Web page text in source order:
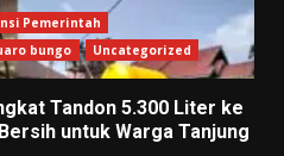
Pemerintah
bungo Uncategorized
Tandon 5.300 Liter ke
untuk Warga Tanjung